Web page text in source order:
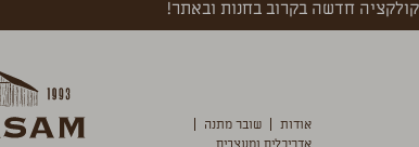
קולקציה חדשה בקרוב בחנות ובאתר!
אודות
שובר מתנה